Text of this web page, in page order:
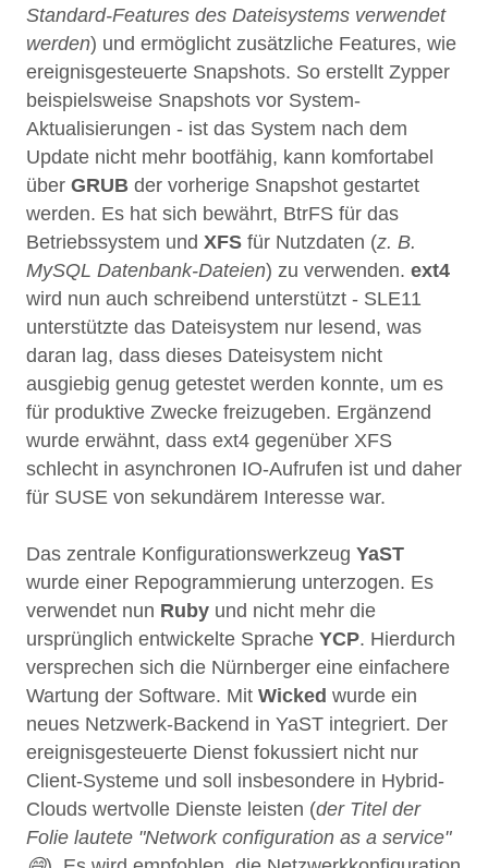
Standard-Features des Dateisystems verwendet
werden) und ermöglicht zusätzliche Features, wie
ereignisgesteuerte Snapshots. So erstellt Zypper
beispielsweise Snapshots vor System-
Aktualisierungen - ist das System nach dem
Update nicht mehr bootfähig, kann komfortabel
über GRUB der vorherige Snapshot gestartet
werden. Es hat sich bewährt, BtrFS für das
Betriebssystem und XFS für Nutzdaten (z. B.
MySQL Datenbank-Dateien) zu verwenden. ext4
wird nun auch schreibend unterstützt - SLE11
unterstützte das Dateisystem nur lesend, was
daran lag, dass dieses Dateisystem nicht
ausgiebig genug getestet werden konnte, um es
für produktive Zwecke freizugeben. Ergänzend
wurde erwähnt, dass ext4 gegenüber XFS
schlecht in asynchronen IO-Aufrufen ist und daher
für SUSE von sekundärem Interesse war.
Das zentrale Konfigurationswerkzeug YaST
wurde einer Repogrammierung unterzogen. Es
verwendet nun Ruby und nicht mehr die
ursprünglich entwickelte Sprache YCP. Hierdurch
versprechen sich die Nürnberger eine einfachere
Wartung der Software. Mit Wicked wurde ein
neues Netzwerk-Backend in YaST integriert. Der
ereignisgesteuerte Dienst fokussiert nicht nur
Client-Systeme und soll insbesondere in Hybrid-
Clouds wertvolle Dienste leisten (der Titel der
Folie lautete "Network configuration as a service"